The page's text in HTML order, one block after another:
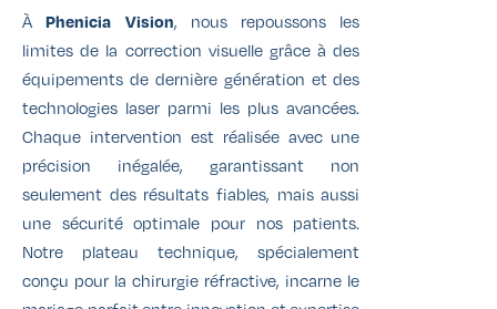
ÀPhenicia Vision, nous repoussons les
limites de la correction visuelle grâce à des
équipements de dernière génération et des
technologies laser parmi les plus avancées.
Chaque intervention est réalisée avec une
précision inégalée, garantissant non
seulement des résultats fiables, mais aussi
une sécurité optimale pour nos patients.
Notre plateau technique, spécialement
conçu pour la chirurgie réfractive, incarne le